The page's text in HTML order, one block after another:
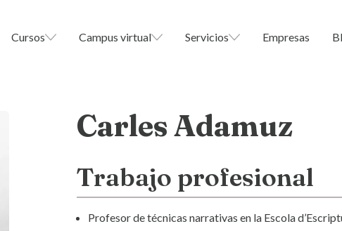
Cursos Campus virtual Servicios Empresas
Carles Adamuz
Trabajo profesional
Profesor de técnicas narrativas en la Escola